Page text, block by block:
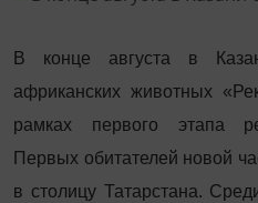
В конце августа в
африканских животных
рамках первого этапа
Первых обитателей новой
в столицу Татарстана.